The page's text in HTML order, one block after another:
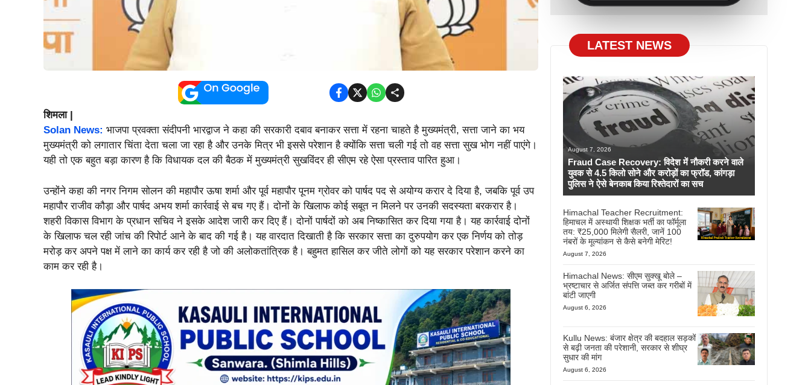
शिमला |
Solan News: भाजपा प्रवक्ता संदीपनी भारद्वाज ने कहा की सरकारी दबाव बनाकर सत्ता में रहना चाहते है मुख्यमंत्री, सत्ता जाने का भय
मुख्यमंत्री को लगातार चिंता देता चला जा रहा है और उनके मित्र भी इससे परेशान है क्योंकि सत्ता चली गई तो वह सत्ता सुख भोग नहीं पाएंगे।
यही तो एक बहुत बड़ा कारण है कि विधायक दल की बैठक में मुख्यमंत्री सुखविंदर ही सीएम रहे ऐसा प्रस्ताव पारित हुआ।
उन्होंने कहा की नगर निगम सोलन की महापौर ऊषा शर्मा और पूर्व महापौर पूनम ग्रोवर को पार्षद पद से अयोग्य करार दे दिया है, जबकि पूर्व उप
महापौर राजीव कौड़ा और पार्षद अभय शर्मा कार्रवाई से बच गए हैं। दोनों के खिलाफ कोई सबूत न मिलने पर उनकी सदस्यता बरकरार है।
शहरी विकास विभाग के प्रधान सचिव ने इसके आदेश जारी कर दिए हैं। दोनों पार्षदों को अब निष्कासित कर दिया गया है। यह कार्रवाई दोनों
के खिलाफ चल रही जांच की रिपोर्ट आने के बाद की गई है। यह वारदात दिखाती है कि सरकार सत्ता का दुरुपयोग कर एक निर्णय को तोड़
मरोड़ कर अपने पक्ष में लाने का कार्य कर रही है जो की अलोकतांत्रिक है। बहुमत हासिल कर जीते लोगों को यह सरकार परेशान करने का
काम कर रही है।
LATEST NEWS
August 7, 2026
Fraud Case Recovery: विदेश में नौकरी करने वाले
युवक से 4.5 किलो सोने और करोड़ों का फ्रॉड, कांगड़ा
पुलिस ने ऐसे बेनकाब किया रिश्तेदारों का सच
Himachal Teacher Recruitment:
हिमाचल में अस्थायी शिक्षक भर्ती का फॉर्मूला
तय: ₹25,000 मिलेगी सैलरी, जानें 100
नंबरों के मूल्यांकन से कैसे बनेगी मेरिट!
August 7, 2026
Himachal News: सीएम सुक्खू बोले –
भ्रष्टाचार से अर्जित संपत्ति जब्त कर गरीबों में
बांटी जाएगी
August 6, 2026
Kullu News: बंजार क्षेत्र की बदहाल सड़कों
से बढ़ी जनता की परेशानी, सरकार से शीघ्र
सुधार की मांग
August 6, 2026